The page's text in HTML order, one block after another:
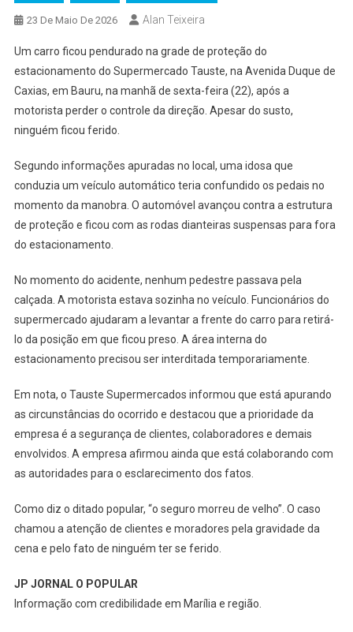
23 De Maio De 2026 Alan Teixeira
Um carro ficou pendurado na grade de proteção do
estacionamento do Supermercado Tauste, na Avenida Duque de
Caxias, em Bauru, na manhã de sexta-feira (22), após a
motorista perder o controle da direção. Apesar do susto,
ninguém ficou ferido.
Segundo informações apuradas no local, uma idosa que
conduzia um veículo automático teria confundido os pedais no
momento da manobra. O automóvel avançou contra a estrutura
de proteção e ficou com as rodas dianteiras suspensas para fora
do estacionamento.
No momento do acidente, nenhum pedestre passava pela
calçada. A motorista estava sozinha no veículo. Funcionários do
supermercado ajudaram a levantar a frente do carro para retirá-
lo da posição em que ficou preso. A área interna do
estacionamento precisou ser interditada temporariamente.
Em nota, o Tauste Supermercados informou que está apurando
as circunstâncias do ocorrido e destacou que a prioridade da
empresa é a segurança de clientes, colaboradores e demais
envolvidos. A empresa afirmou ainda que está colaborando com
as autoridades para o esclarecimento dos fatos.
Como diz o ditado popular, “o seguro morreu de velho”. O caso
chamou a atenção de clientes e moradores pela gravidade da
cena e pelo fato de ninguém ter se ferido.
JP JORNAL O POPULAR
Informação com credibilidade em Marília e região.